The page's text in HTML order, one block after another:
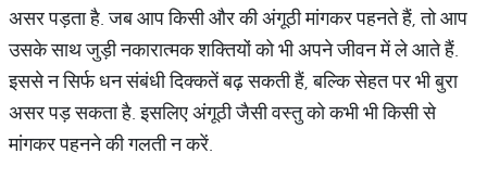
असर पड़ता है. जब आप किसी और की अंगूठी मांगकर पहनते हैं, तो आप
उसके साथ जुड़ी नकारात्मक शक्तियों को भी अपने जीवन में ले आते हैं.
इससे न सिर्फ धन संबंधी दिक्कतें बढ़ सकती हैं, बल्कि सेहत पर भी बुरा
असर पड़ सकता है. इसलिए अंगूठी जैसी वस्तु को कभी भी किसी से
मांगकर पहनने की गलती न करें.